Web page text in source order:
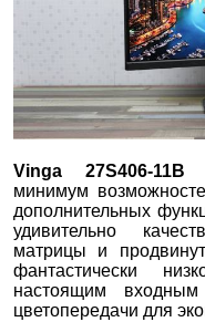
Vinga 27S406-11B
минимум
дополнительных
удивительно
матрицы и
фантастически
настоящим
цветопередачи для